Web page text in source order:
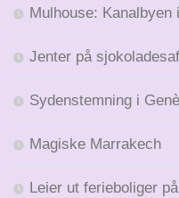
Mulhouse: Kanalbyen
Jenter på
Sydenstemning i
Magiske Marrakech
Leier ut ferieboliger